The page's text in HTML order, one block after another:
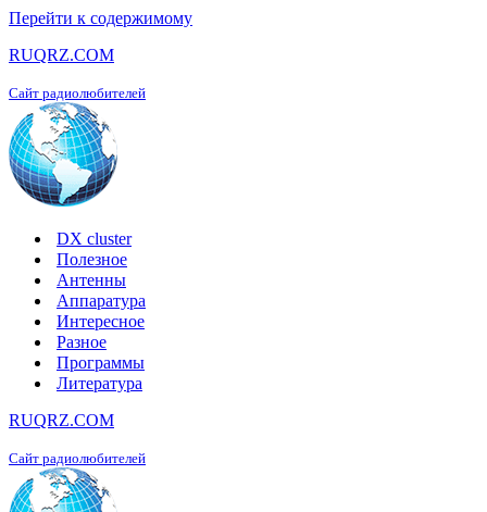
Перейти к содержимому
RUQRZ.COM
Сайт радиолюбителей
DX cluster
Полезное
Антенны
Аппаратура
Интересное
Разное
Программы
Литература
RUQRZ.COM
Сайт радиолюбителей